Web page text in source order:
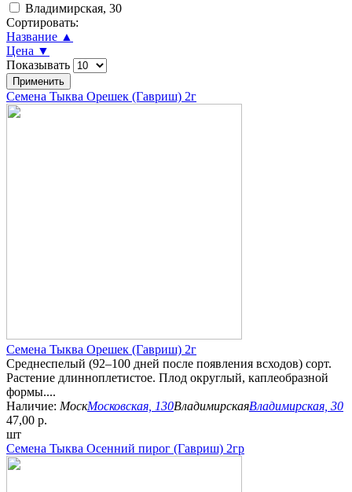
Владимирская, 30
Сортировать:
Название ▲
Цена ▼
Показывать
Семена Тыква Орешек (Гавриш) 2г
Семена Тыква Орешек (Гавриш) 2г
Среднеспелый (92–100 дней после появления всходов) сорт.
Растение длинноплетистое. Плод округлый, каплеобразной
формы....
Наличие: МоскМосковская, 130ВладимирскаяВладимирская, 30
47,00 р.
шт
Семена Тыква Осенний пирог (Гавриш) 2гр